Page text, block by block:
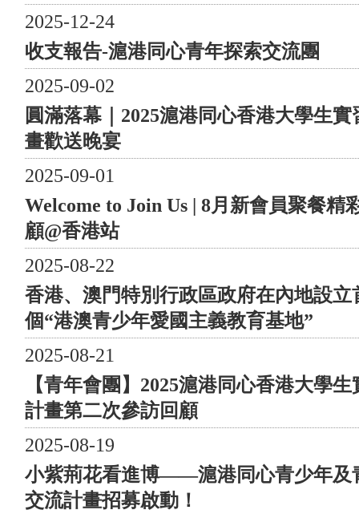
的快樂，由此向大眾宣揚生活正能量。 香港站野外定向
路線包括芳園書室﹑古跡館﹑太陽館、鳥望台等大自然及
名勝古跡景點；而上海站則特別設計了「25」字樣的健步
路線，經過上海浦東展覽館、上海圖書館東館、上海世紀
公園等地標，用腳步丈量回歸之路，在淺走中寄託無限的
祝福，讓各位參與者充分領略上海的金秋風景與城市魅
力。
兩地 同步 兩地同步 共襄善舉 滬港青年會希望透過這次
健步行活動，啟發青年對中國歷史文化學習的興趣，傳遞
社會對公益事業支持的理念，宣揚彼此關愛之和平共融。
/ 共襄善舉/ 與社會同行 上海站則會將善款用於支持“上
海市慈善基金會-東亞銀行公益基金”發起的“醫路同行計
畫”。該計畫攜手上海華山醫院，旨在為抗擊新冠疫情的
業。 香港站活動邀請來自香港基督少年軍的22位青年一
同參與，讓他們發揮組織及帶領隊伍的潛能；而活動善款
將全額捐至 Rainbow Foundation作慈善用途。 兩地 同步
鳴謝 場地提供 浦東新區企業服務中心、花木街道提供
場地支持。 子鵲應急救援隊的成立緣起於 2010年世博
會，期間團隊核心成員一直以個人志願者的身份參與了多
次應急救援宣講、處置。
志願者 上海站共有16位元青年志願者參與服務。 兩地
同步 花絮 圖23-61
特別預告：錯過線下健步行的朋友們，請勿著急！“滬港
慈善健步行”活動還特別設計了線上健步行環節。在特定
2025-12-24
收支報告-滬港同心青年探索交流團
2025-09-02
圓滿落幕｜2025滬港同心香港大學生實
畫歡送晚宴
2025-09-01
Welcome to Join Us | 8月新會員聚餐精
顧@香港站
2025-08-22
香港、澳門特別行政區政府在內地設立
個“港澳青少年愛國主義教育基地”
2025-08-21
【青年會團】2025滬港同心香港大學生
計畫第二次參訪回顧
2025-08-19
小紫荊花看進博——滬港同心青少年及
交流計畫招募啟動！